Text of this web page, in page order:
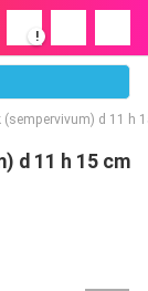
!
(sempervivum) d 11 h
d 11 h 15 cm